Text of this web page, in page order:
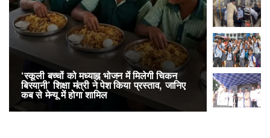
‘स्कूली बच्चों को मध्याह्न भोजन में मिलेगी चिकन
बिरयानी’ शिक्षा मंत्री ने पेश किया प्रस्ताव, जानिए
कब से मेन्यू में होगा शामिल
RailOne
लोकप्रिय,
अनारक्षित